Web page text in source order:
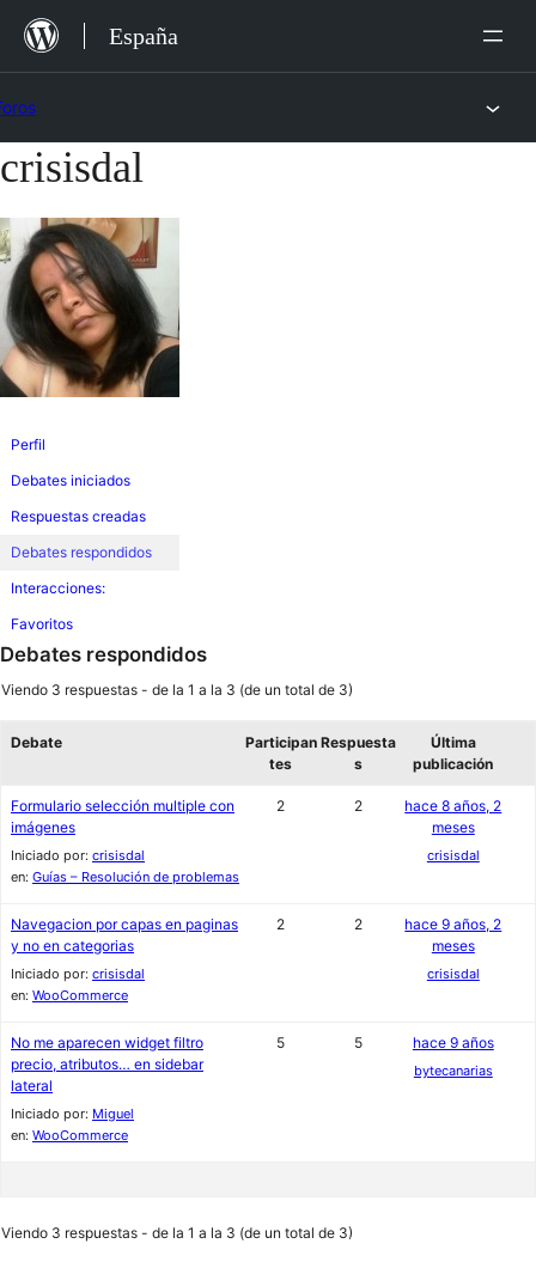
Saltar
España
Saltar
contenido
crisisdal
Perfil
Debates iniciados
Respuestas creadas
Debates respondidos
Interacciones:
Favoritos
Debates respondidos
Viendo 3 respuestas - de la 1 a la 3 (de un total de 3)
Debate
Participan
tes
Respuesta
s
Última
publicación
Formulario selección multiple con
imágenes
Iniciado por: crisisdal
en: Guías – Resolución de problemas
2 2
hace 8 años, 2
meses
crisisdal
Navegacion por capas en paginas
y no en categorias
Iniciado por: crisisdal
en: WooCommerce
2 2
hace 9 años, 2
meses
crisisdal
No me aparecen widget filtro
precio, atributos… en sidebar
lateral
Iniciado por: Miguel
en: WooCommerce
5 5 hace 9 años
bytecanarias
Viendo 3 respuestas - de la 1 a la 3 (de un total de 3)